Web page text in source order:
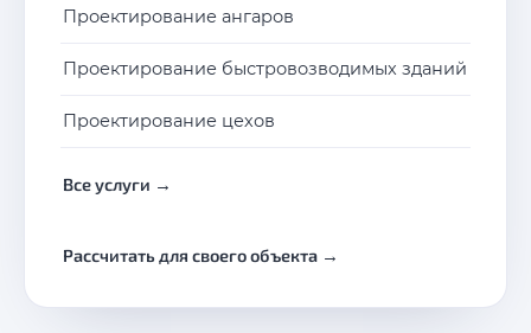
Проектирование ангаров
Проектирование быстровозводимых зданий
Проектирование цехов
Все услуги →
Рассчитать для своего объекта →